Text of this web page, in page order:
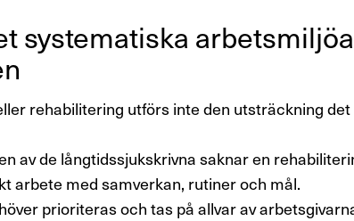
syste­ma­tiska
rehabilitering utförs inte den utsträckning
av de långtidssjukskrivna saknar en
arbete med samverkan, rutiner och mål.
prioriteras och tas på allvar av